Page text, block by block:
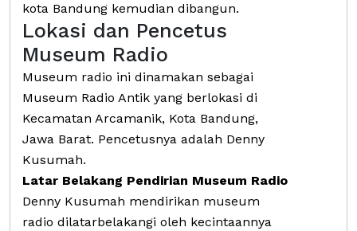
kota Bandung kemudian dibangun.
Lokasi dan Pencetus
Museum Radio
Museum radio ini dinamakan sebagai
Museum Radio Antik yang berlokasi di
Kecamatan Arcamanik, Kota Bandung,
Jawa Barat. Pencetusnya adalah Denny
Kusumah.
Latar Belakang Pendirian Museum Radio
Denny Kusumah mendirikan museum
radio dilatarbelakangi oleh kecintaannya